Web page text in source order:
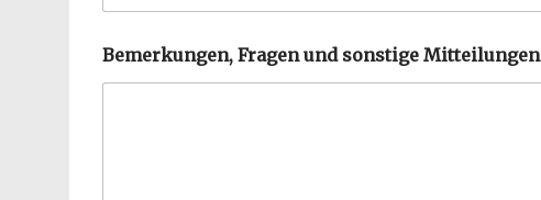
s
i
Bemerkungen, Fragen und sonstige Mitteilungen